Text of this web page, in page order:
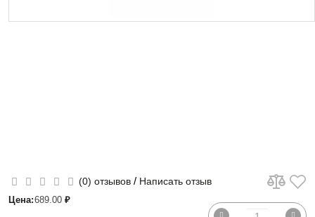
(0) отзывов / Написать отзыв
Цена:689.00 ₽